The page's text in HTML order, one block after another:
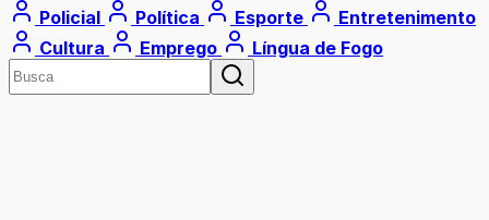
Policial
Política Esporte
Entretenimento
Cultura
Emprego Língua de Fogo